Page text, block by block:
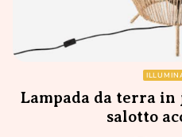
Lampada da terra
salotto